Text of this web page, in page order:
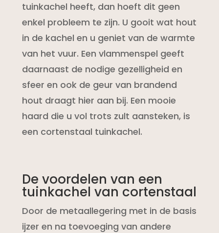
tuinkachel heeft, dan hoeft dit geen
enkel probleem te zijn. U gooit wat hout
in de kachel en u geniet van de warmte
van het vuur. Een vlammenspel geeft
daarnaast de nodige gezelligheid en
sfeer en ook de geur van brandend
hout draagt hier aan bij. Een mooie
haard die u vol trots zult aansteken, is
een cortenstaal tuinkachel.
De voordelen van een
tuinkachel van cortenstaal
Door de metaallegering met in de basis
ijzer en na toevoeging van andere